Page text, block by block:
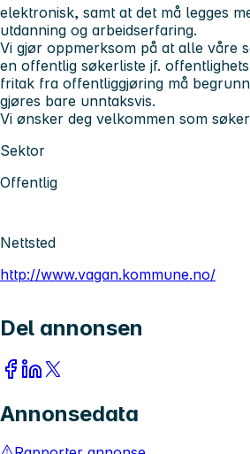
elektronisk, samt at det må legges
utdanning og arbeidserfaring.
Vi gjør oppmerksom på at alle våre
en offentlig søkerliste jf.
fritak fra offentliggjøring må
gjøres bare unntaksvis.
Vi ønsker deg velkommen som
Sektor
Offentlig
Nettsted
http://www.vagan.kommune.no/
Del annonsen
Annonsedata